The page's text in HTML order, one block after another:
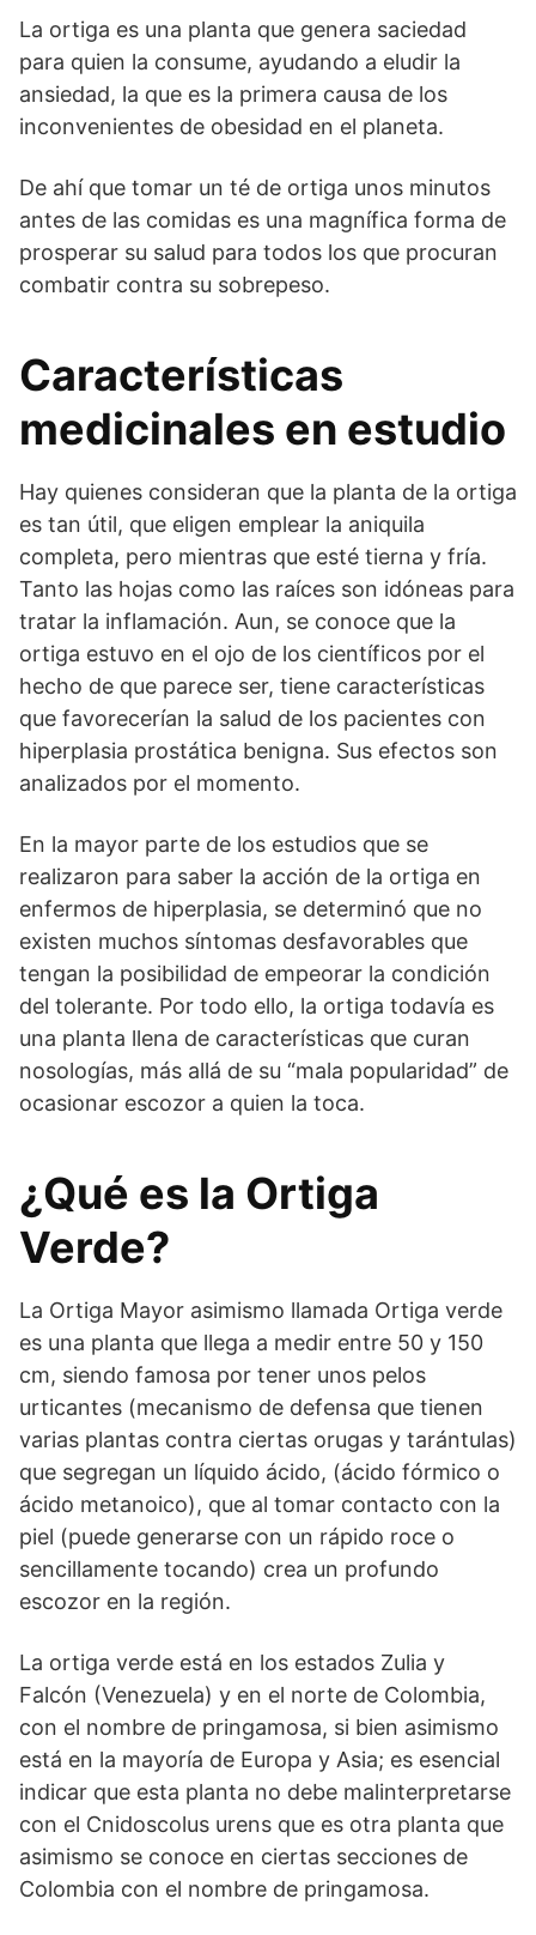
La ortiga es una planta que genera saciedad
para quien la consume, ayudando a eludir la
ansiedad, la que es la primera causa de los
inconvenientes de obesidad en el planeta.
De ahí que tomar un té de ortiga unos minutos
antes de las comidas es una magnífica forma de
prosperar su salud para todos los que procuran
combatir contra su sobrepeso.
Características
medicinales en estudio
Hay quienes consideran que la planta de la ortiga
es tan útil, que eligen emplear la aniquila
completa, pero mientras que esté tierna y fría.
Tanto las hojas como las raíces son idóneas para
tratar la inflamación. Aun, se conoce que la
ortiga estuvo en el ojo de los científicos por el
hecho de que parece ser, tiene características
que favorecerían la salud de los pacientes con
hiperplasia prostática benigna. Sus efectos son
analizados por el momento.
En la mayor parte de los estudios que se
realizaron para saber la acción de la ortiga en
enfermos de hiperplasia, se determinó que no
existen muchos síntomas desfavorables que
tengan la posibilidad de empeorar la condición
del tolerante. Por todo ello, la ortiga todavía es
una planta llena de características que curan
nosologías, más allá de su “mala popularidad” de
ocasionar escozor a quien la toca.
¿Qué es la Ortiga
Verde?
La Ortiga Mayor asimismo llamada Ortiga verde
es una planta que llega a medir entre 50 y 150
cm, siendo famosa por tener unos pelos
urticantes (mecanismo de defensa que tienen
varias plantas contra ciertas orugas y tarántulas)
que segregan un líquido ácido, (ácido fórmico o
ácido metanoico), que al tomar contacto con la
piel (puede generarse con un rápido roce o
sencillamente tocando) crea un profundo
escozor en la región.
La ortiga verde está en los estados Zulia y
Falcón (Venezuela) y en el norte de Colombia,
con el nombre de pringamosa, si bien asimismo
está en la mayoría de Europa y Asia; es esencial
indicar que esta planta no debe malinterpretarse
con el Cnidoscolus urens que es otra planta que
asimismo se conoce en ciertas secciones de
Colombia con el nombre de pringamosa.